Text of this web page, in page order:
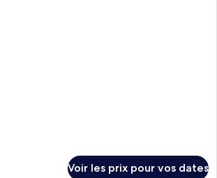
Voir les prix pour vos dates